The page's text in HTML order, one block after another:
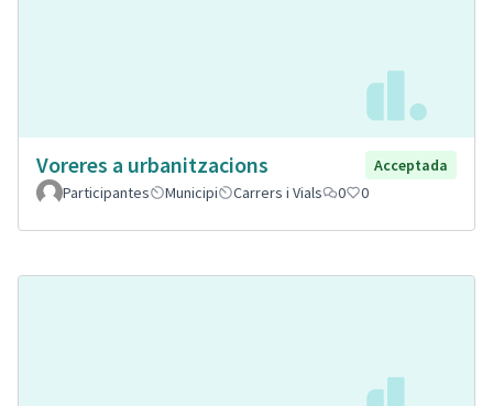
Voreres a urbanitzacions
Acceptada
Participantes
Municipi Carrers i Vials 0 0